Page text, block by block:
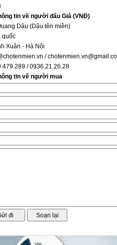
tin về người đấu Giá (VNĐ)
Dậu (Dậu tên miền)
quốc
Xuân - Hà Nội
/
/ 0936.21.26.28
tin về người mua